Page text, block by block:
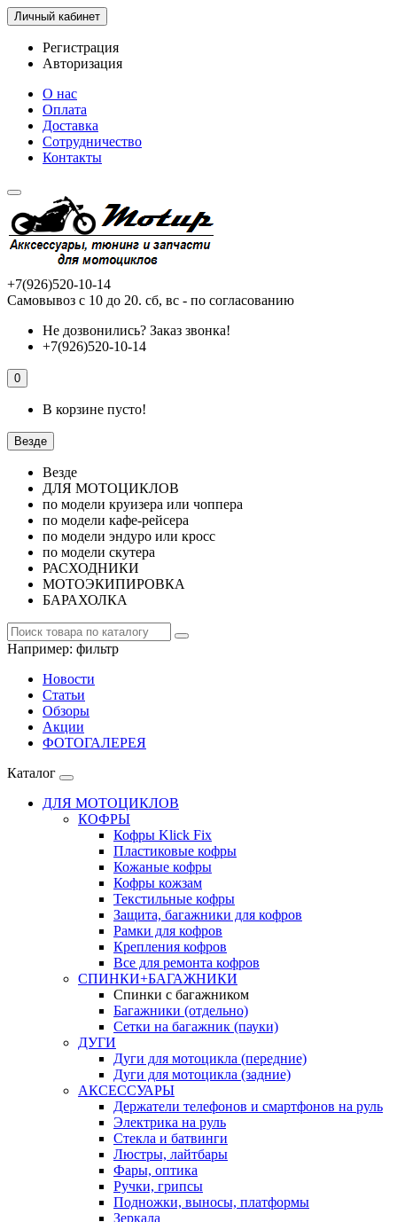
Личный кабинет
Регистрация
Авторизация
О нас
Оплата
Доставка
Сотрудничество
Контакты
+7(926)520-10-14
Самовывоз с 10 до 20. сб, вс - по согласованию
Не дозвонились? Заказ звонка!
+7(926)520-10-14
0
В корзине пусто!
Везде
Везде
ДЛЯ МОТОЦИКЛОВ
по модели круизера или чоппера
по модели кафе-рейсера
по модели эндуро или кросс
по модели скутера
РАСХОДНИКИ
МОТОЭКИПИРОВКА
БАРАХОЛКА
Например: фильтр
Новости
Статьи
Обзоры
Акции
ФОТОГАЛЕРЕЯ
Каталог
ДЛЯ МОТОЦИКЛОВ
КОФРЫ
Кофры Klick Fix
Пластиковые кофры
Кожаные кофры
Кофры кожзам
Текстильные кофры
Защита, багажники для кофров
Рамки для кофров
Крепления кофров
Все для ремонта кофров
СПИНКИ+БАГАЖНИКИ
Спинки с багажником
Багажники (отдельно)
Сетки на багажник (пауки)
ДУГИ
Дуги для мотоцикла (передние)
Дуги для мотоцикла (задние)
АКСЕССУАРЫ
Держатели телефонов и смартфонов на руль
Электрика на руль
Стекла и батвинги
Люстры, лайтбары
Фары, оптика
Ручки, грипсы
Подножки, выносы, платформы
Зеркала